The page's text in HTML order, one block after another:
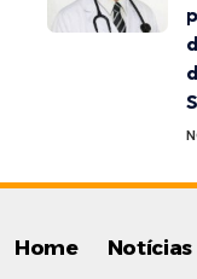
Home Notícias